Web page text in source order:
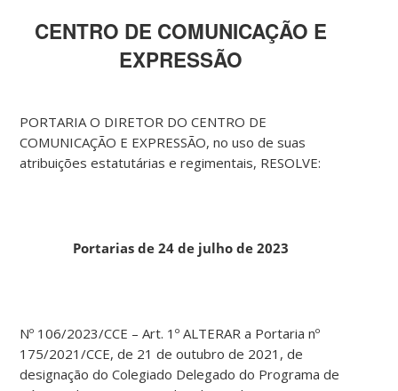
CENTRO DE COMUNICAÇÃO E
EXPRESSÃO
PORTARIA O DIRETOR DO CENTRO DE
COMUNICAÇÃO E EXPRESSÃO, no uso de suas
atribuições estatutárias e regimentais, RESOLVE:
Portarias de 24 de julho de 2023
Nº 106/2023/CCE – Art. 1º ALTERAR a Portaria nº
175/2021/CCE, de 21 de outubro de 2021, de
designação do Colegiado Delegado do Programa de